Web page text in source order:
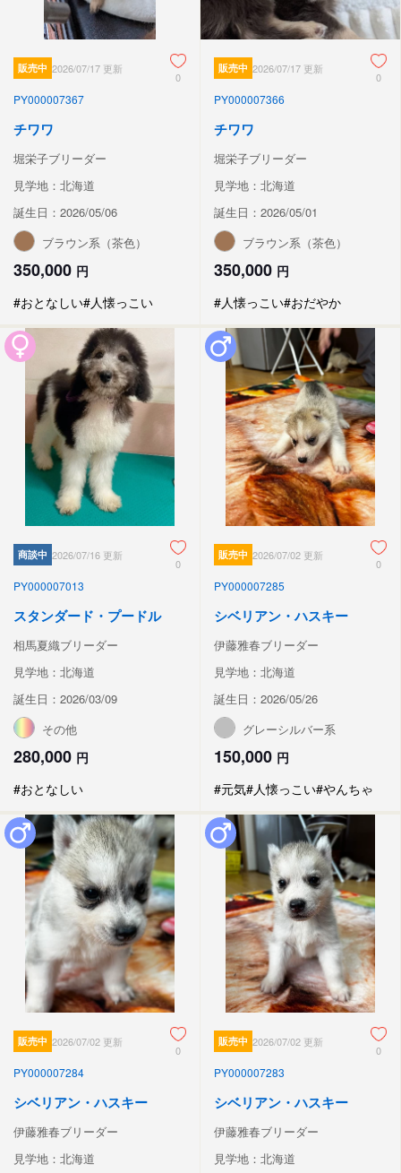
販売中 2026/07/17 更新
0
PY000007367
チワワ
堀栄子ブリーダー
見学地：北海道
誕生日：2026/05/06
ブラウン系（茶色）
350,000 円
#おとなしい#人懐っこい
販売中 2026/07/17 更新
0
PY000007366
チワワ
堀栄子ブリーダー
見学地：北海道
誕生日：2026/05/01
ブラウン系（茶色）
350,000 円
#人懐っこい#おだやか
商談中 2026/07/16 更新
0
PY000007013
スタンダード・プードル
相馬夏織ブリーダー
見学地：北海道
誕生日：2026/03/09
その他
280,000 円
#おとなしい
販売中 2026/07/02 更新
0
PY000007285
シベリアン・ハスキー
伊藤雅春ブリーダー
見学地：北海道
誕生日：2026/05/26
グレーシルバー系
150,000 円
#元気#人懐っこい#やんちゃ
販売中 2026/07/02 更新
0
PY000007284
シベリアン・ハスキー
伊藤雅春ブリーダー
見学地：北海道
販売中 2026/07/02 更新
0
PY000007283
シベリアン・ハスキー
伊藤雅春ブリーダー
見学地：北海道